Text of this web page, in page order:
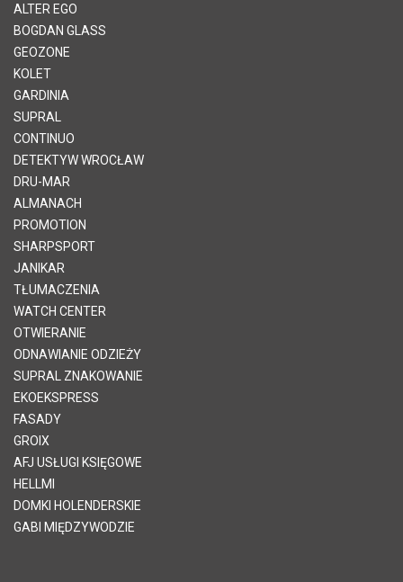
ALTER EGO
BOGDAN GLASS
GEOZONE
KOLET
GARDINIA
SUPRAL
CONTINUO
DETEKTYW WROCŁAW
DRU-MAR
ALMANACH
PROMOTION
SHARPSPORT
JANIKAR
TŁUMACZENIA
WATCH CENTER
OTWIERANIE
ODNAWIANIE ODZIEŻY
SUPRAL ZNAKOWANIE
EKOEKSPRESS
FASADY
GROIX
AFJ USŁUGI KSIĘGOWE
HELLMI
DOMKI HOLENDERSKIE
GABI MIĘDZYWODZIE